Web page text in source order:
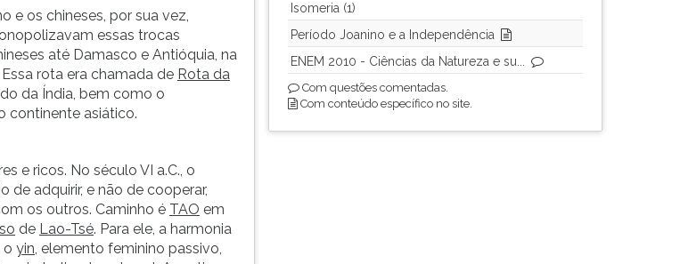
e os chineses, por sua vez,
essas trocas
até Damasco e Antióquia, na
rota era chamada de Rota da
da Índia, bem como o
continente asiático.
e ricos. No século VI a.C., o
adquirir, e não de cooperar,
os outros. Caminho é TAO em
de Lao-Tsé. Para ele, a harmonia
o yin, elemento feminino passivo,
Isomeria (1)
Período Joanino e a Independência
ENEM 2010 - Ciências da Natureza e su...
Com questões comentadas.
Com conteúdo específico no site.